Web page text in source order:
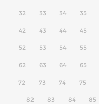
32 33 34 35
42 43 44 45
52 53 54 55
62 63 64 65
72 73 74 75
82 83 84 85